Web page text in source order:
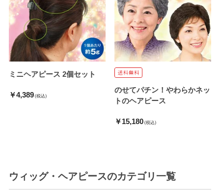
ミニヘアピース 2個セット
￥4,389 (税込)
のせてパチン！やわらかネッ
トのヘアピース
￥15,180 (税込)
ウィッグ・ヘアピースのカテゴリ一覧